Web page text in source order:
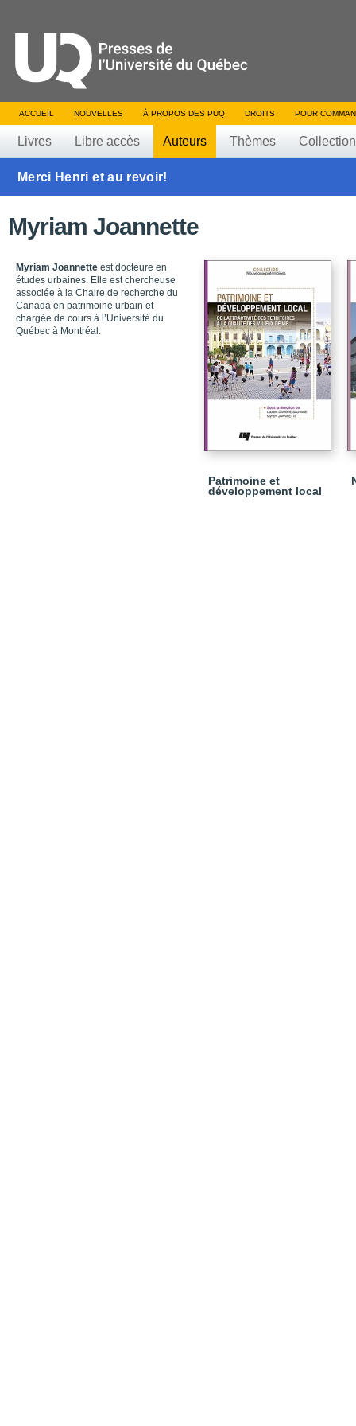
ACCUEIL NOUVELLES À PROPOS DES PUQ DROITS POUR
Livres Libre accès Auteurs Thèmes
Merci Henri et au revoir!
Myriam Joannette
Myriam Joannette est docteure en
études urbaines. Elle est chercheuse
associée à la Chaire de recherche du
Canada en patrimoine urbain et
chargée de cours à l’Université du
Québec à Montréal.
Patrimoine et
développement local